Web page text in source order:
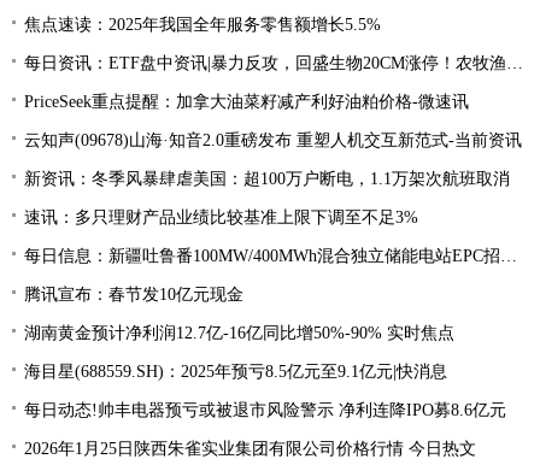
焦点速读：2025年我国全年服务零售额增长5.5%
每日资讯：ETF盘中资讯|暴力反攻，回盛生物20CM涨停！农牧渔ETF（159275）盘中涨超1%连收三根均线！
PriceSeek重点提醒：加拿大油菜籽减产利好油粕价格-微速讯
云知声(09678)山海·知音2.0重磅发布 重塑人机交互新范式-当前资讯
新资讯：冬季风暴肆虐美国：超100万户断电，1.1万架次航班取消
速讯：多只理财产品业绩比较基准上限下调至不足3%
每日信息：新疆吐鲁番100MW/400MWh混合独立储能电站EPC招标！
腾讯宣布：春节发10亿元现金
湖南黄金预计净利润12.7亿-16亿同比增50%-90% 实时焦点
海目星(688559.SH)：2025年预亏8.5亿元至9.1亿元|快消息
每日动态!帅丰电器预亏或被退市风险警示 净利连降IPO募8.6亿元
2026年1月25日陕西朱雀实业集团有限公司价格行情 今日热文